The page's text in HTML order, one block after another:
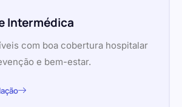
Intermédica
com boa cobertura hospitalar
e bem-estar.